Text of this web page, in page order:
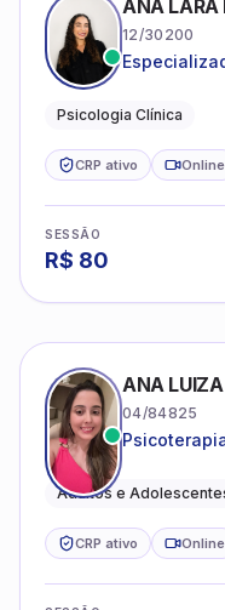
ANA LARA
12/30200
Psicologia Clínica
CRP ativo Online
SESSÃO
R$ 80
ANA LUIZA
04/84825
Adultos e
CRP ativo Online